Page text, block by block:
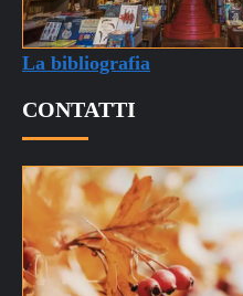
La bibliografia
CONTATTI